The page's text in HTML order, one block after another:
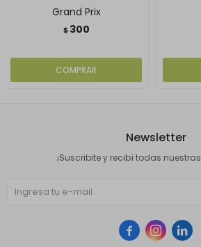
Grand Prix
$ 300
Newsletter
¡Suscribite y recibí todas
  